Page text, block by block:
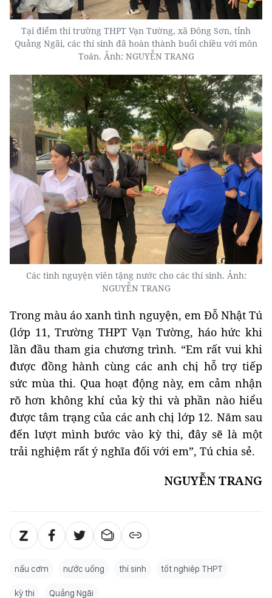
Tại điểm thi trường THPT Vạn Tường, xã Đông Sơn, tỉnh
Quảng Ngãi, các thí sinh đã hoàn thành buổi chiều với môn
Toán. Ảnh: NGUYỄN TRANG
Các tình nguyện viên tặng nước cho các thí sinh. Ảnh:
NGUYỄN TRANG
Trong màu áo xanh tình nguyện, em Đỗ Nhật Tú
(lớp 11, Trường THPT Vạn Tường, háo hức khi
lần đầu tham gia chương trình. “Em rất vui khi
được đồng hành cùng các anh chị hỗ trợ tiếp
sức mùa thi. Qua hoạt động này, em cảm nhận
rõ hơn không khí của kỳ thi và phần nào hiểu
được tâm trạng của các anh chị lớp 12. Năm sau
đến lượt mình bước vào kỳ thi, đây sẽ là một
trải nghiệm rất ý nghĩa đối với em”, Tú chia sẻ.
NGUYỄN TRANG
nấu cơm nước uống thí sinh tốt nghiệp THPT
kỳ thi Quảng Ngãi